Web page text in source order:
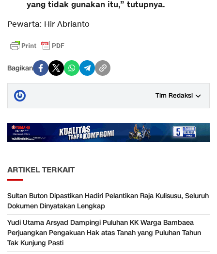
yang tidak gunakan itu,” tutupnya.
Pewarta: Hir Abrianto
Bagikan
Tim Redaksi
ARTIKEL TERKAIT
Sultan Buton Dipastikan Hadiri Pelantikan Raja Kulisusu, Seluruh
Dokumen Dinyatakan Lengkap
Yudi Utama Arsyad Dampingi Puluhan KK Warga Bambaea
Perjuangkan Pengakuan Hak atas Tanah yang Puluhan Tahun
Tak Kunjung Pasti